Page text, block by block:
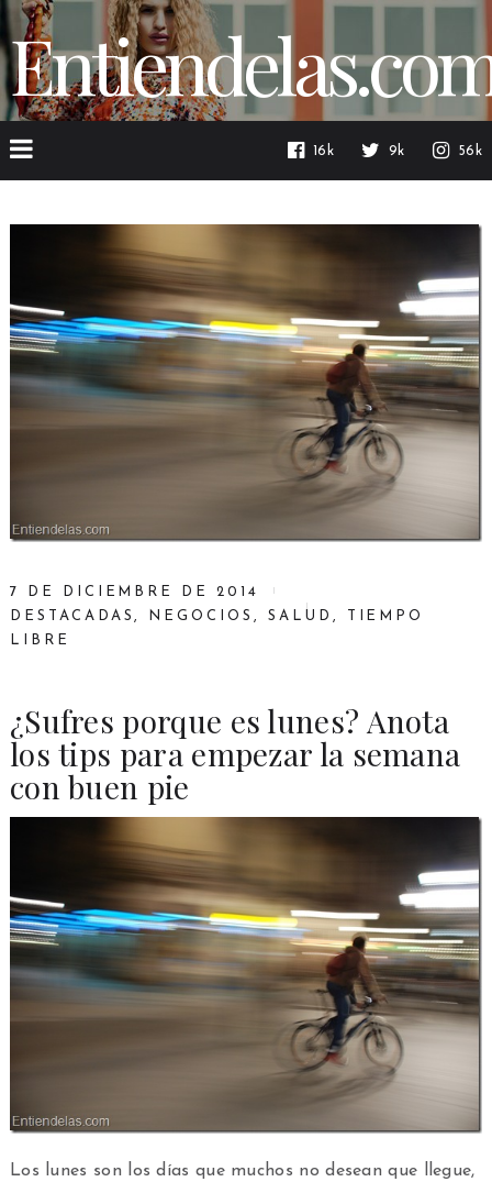
16k 9k 56k
7 DE DICIEMBRE DE 2014
DESTACADAS, NEGOCIOS , SALUD ,
TIEMPO
LIBRE
¿Sufres porque es lunes? Anota
los tips para empezar la semana
con buen pie
Los lunes son los días que muchos no desean que llegue,